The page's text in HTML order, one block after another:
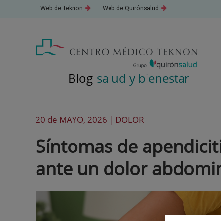
Web de Teknon Este
ventana
Web de Quirónsalud Este
ventana
Blog salud y bienestar
20 de MAYO, 2026 | DOLOR
Síntomas de
ante un dolor